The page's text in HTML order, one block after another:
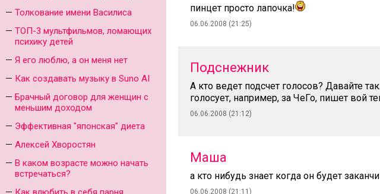
Толкование имени Василиса
ТОП-3 мультфильмов, ломающих
психику детей
Я его люблю, а он меня нет
Как создавать музыку в Suno AI
Брачный договор для женщин с
меньшим доходом
Эффективная "японская" диета
Алексей Хворостян
В каком возрасте можно начать
встречаться?
пинцет просто лапочка!
06.06.2008 (21:25)
Подснежник
А кто ведет подсчет голосов? Давайте
голосует, например, за ЧеГо, пишет вой
06.06.2008 (21:12)
Маша
а кто нибудь знает когда он будет
06.06.2008 (21:11)